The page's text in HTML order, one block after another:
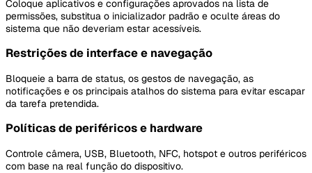
Coloque aplicativos e configurações aprovados na lista de
permissões, substitua o inicializador padrão e oculte áreas do
sistema que não deveriam estar acessíveis.
Restrições de interface e navegação
Bloqueie a barra de status, os gestos de navegação, as
notificações e os principais atalhos do sistema para evitar escapar
da tarefa pretendida.
Políticas de periféricos e hardware
Controle câmera, USB, Bluetooth, NFC, hotspot e outros periféricos
com base na real função do dispositivo.